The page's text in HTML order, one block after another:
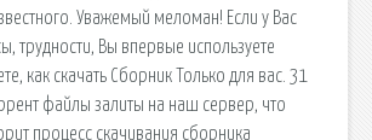
Уважемый меломан! Если у Вас
трудности, Вы впервые используете
как скачать Сборник Только для вас. 31
файлы залиты на наш сервер, что
процесс скачивания сборника